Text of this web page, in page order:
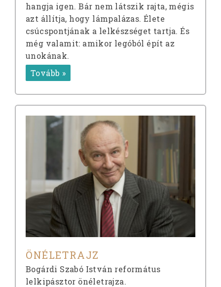
hangja igen. Bár nem látszik rajta, mégis
azt állítja, hogy lámpalázas. Élete
csúcspontjának a lelkészséget tartja. És
még valamit: amikor legóból épít az
unokának.
Tovább »
ÖNÉLETRAJZ
Bogárdi Szabó István református
lelkipásztor önéletrajza.